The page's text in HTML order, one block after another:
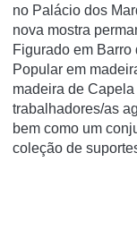
no Palácio dos
nova mostra
Figurado em Barro
Popular em
madeira de
trabalhadores/as
bem como um
coleção de